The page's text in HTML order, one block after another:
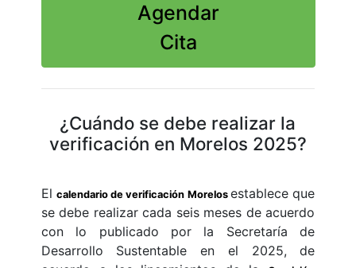
Agendar
Cita
¿Cuándo se debe realizar la
verificación en Morelos 2025?
Elcalendario de verificación Morelos establece que
se debe realizar cada seis meses de acuerdo
con lo publicado por la Secretaría de
Desarrollo Sustentable en el 2025, de